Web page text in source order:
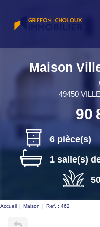
Maison
49450
90
6 pièce(s)
1 salle(s)
Accueil Maison Ref. : 462